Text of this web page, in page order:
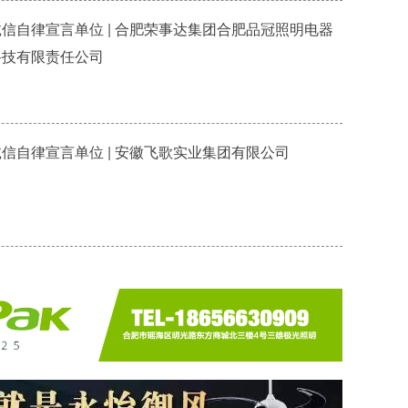
自律宣言单位 | 合肥荣事达集团合肥品冠照明电器
有限责任公司
自律宣言单位 | 安徽飞歌实业集团有限公司